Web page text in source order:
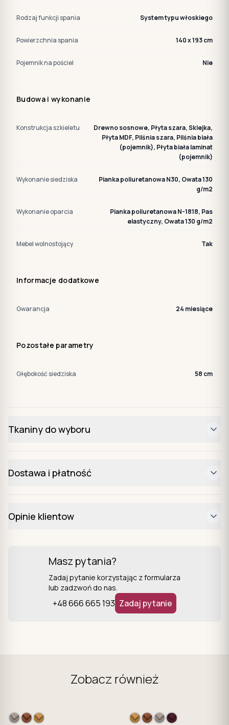
Rodzaj funkcji spania System typu włoskiego
Powierzchnia spania 140 x 193 cm
Pojemnik na pościel Nie
Budowa i wykonanie
Konstrukcja szkieletu
Drewno sosnowe, Płyta szara, Sklejka,
Płyta MDF, Pilśnia szara, Pilśnia biała
(pojemnik), Płyta biała laminat
(pojemnik)
Wykonanie siedziska
Pianka poliuretanowa N30, Owata 130
g/m2
Wykonanie oparcia
Pianka poliuretanowa N-1818, Pas
elastyczny, Owata 130 g/m2
Mebel wolnostojący Tak
Informacje dodatkowe
Gwarancja 24 miesiące
Pozostałe parametry
Głębokość siedziska 58 cm
Tkaniny do wyboru
Dostawa i płatność
Opinie klientow
Masz pytania?
Zadaj pytanie korzystając z formularza
lub zadzwoń do nas.
+48 666 665 193 Zadaj pytanie
Zobacz również